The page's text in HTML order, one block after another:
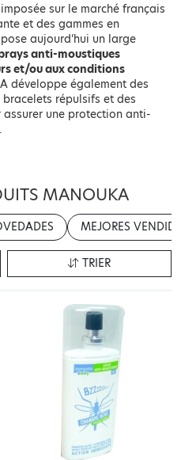
imposée sur le marché français
et des gammes en
aujourd’hui un large
anti-moustiques
et/ou aux conditions
développe également des
répulsifs et des
une protection anti-
MANOUKA
MEJORES
TRIER